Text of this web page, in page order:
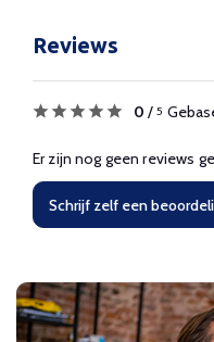
Reviews
0 / 5
Er zijn nog geen reviews
Schrijf zelf een